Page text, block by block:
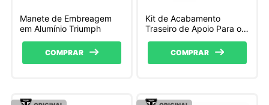
Manete de Embreagem
em Alumínio Triumph
COMPRAR
Kit de Acabamento
Traseiro de Apoio Para os
COMPRAR